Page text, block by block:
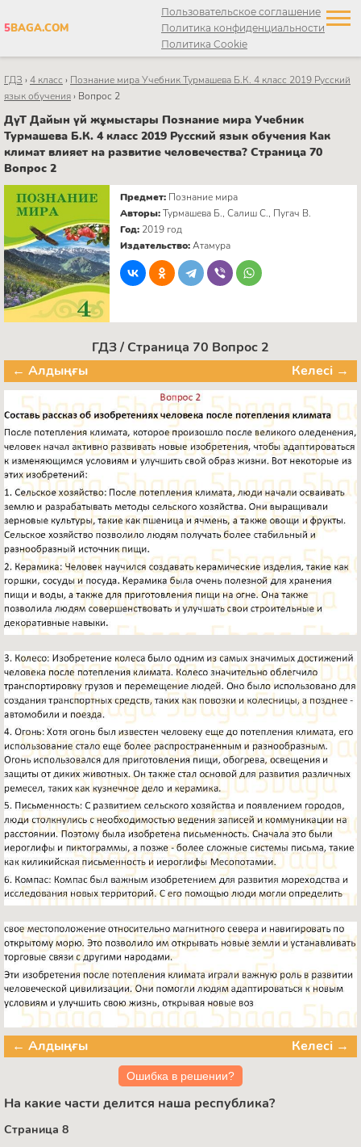
5BAGA.COM
Пользовательское соглашение
Политика конфиденциальности
Политика Cookie
ГДЗ ›4 класс › Познание мира Учебник Турмашева Б.К. 4 класс 2019 Русский
язык обучения› Вопрос 2
ДүТ Дайын үй жұмыстары Познание мира Учебник
Турмашева Б.К. 4 класс 2019 Русский язык обучения Как
климат влияет на развитие человечества? Страница 70
Вопрос 2
Предмет: Познание мира
Авторы:Турмашева Б., Салиш С., Пугач В.
Год: 2019 год
Издательство:Атамура
ГДЗ / Страница 70 Вопрос 2
← Алдыңғы
Келесі →
← Алдыңғы Келесі →
Ошибка в решении?
На какие части делится наша республика?
Страница 8